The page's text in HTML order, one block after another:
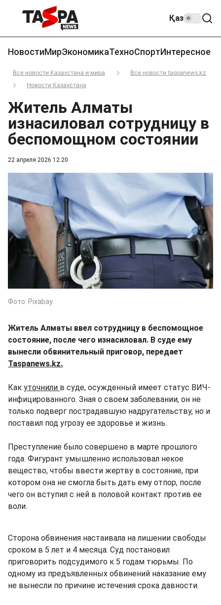
Қаз
НовостиМирЭкономикаТехноСпортИнтересное
Все новости Казахстана и мира
Все новости taspanews.kz
Новости Казахстана
22 апреля 2026 12:20
Житель Алматы
изнасиловал сотрудницу в
беспомощном состоянии
Фото: Pixabay
Житель Алматы ввел сотрудницу в беспомощное
состояние, после чего изнасиловал. В суде ему
вынесли обвинительный приговор, передает
Taspanews.kz.
Как уточнили в суде, осужденный имеет статус ВИЧ-
инфицированного. Зная о своем заболевании, он не
только подверг пострадавшую надругательству, но и
поставил под угрозу ее здоровье и жизнь.
Преступление было совершено в марте прошлого
года. Фигурант умышленно использовал некое
вещество, чтобы ввести жертву в состояние, при
котором она не смогла быть дать ему отпор, после
чего он вступил с ней в половой контакт против ее
воли.
Сторона обвинения настаивала на лишении свободы
сроком в 5 лет и 4 месяца. Суд постановил
приговорить подсудимого к 5 годам тюрьмы. По
одному из предъявленных обвинений наказание ему
не вынесли по причине истечения срока давности.